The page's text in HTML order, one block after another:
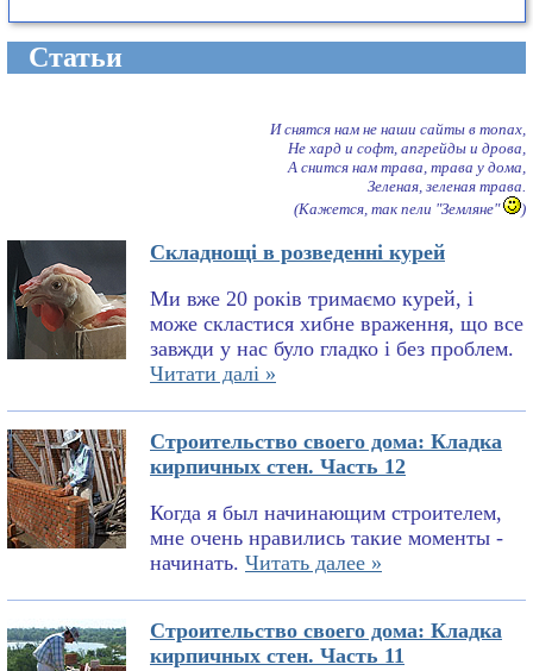
Cтатьи
И снятся нам не наши сайты в топах,
Не хард и софт, апгрейды и дрова,
А снится нам трава, трава у дома,
Зеленая, зеленая трава.
(Кажется, так пели "Земляне"
)
Складнощі в розведенні курей
Ми вже 20 років тримаємо курей, і
може скластися хибне враження, що все
завжди у нас було гладко і без проблем.
Читати далі »
Строительство своего дома: Кладка
кирпичных стен. Часть 12
Когда я был начинающим строителем,
мне очень нравились такие моменты -
начинать. Читать далее »
Строительство своего дома: Кладка
кирпичных стен. Часть 11